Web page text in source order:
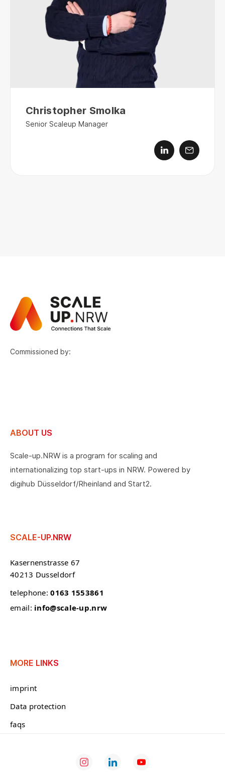
Christopher Smolka
Senior Scaleup Manager
Commissioned by:
SCALE-UP.NRW
Kasernenstrasse 67
40213 Dusseldorf
telephone:0163 1553861
email: info@scale-up.nrw
ABOUT US
Scale-up.NRW is a program for scaling and
internationalizing top start-ups in NRW. Powered by
digihub Düsseldorf/Rheinland and Start2.
MORE LINKS
imprint
Data protection
faqs